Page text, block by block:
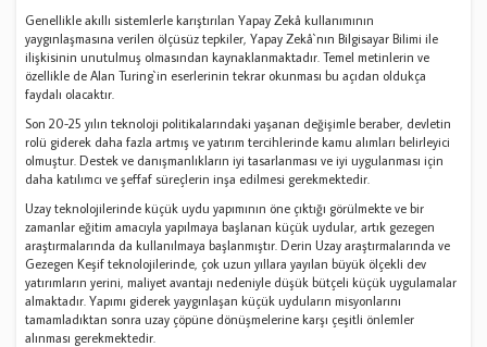
Genellikle akıllı sistemlerle karıştırılan Yapay Zekâ kullanımının
yaygınlaşmasına verilen ölçüsüz tepkiler, Yapay Zekâ`nın Bilgisayar Bilimi ile
ilişkisinin unutulmuş olmasından kaynaklanmaktadır. Temel metinlerin ve
özellikle de Alan Turing`in eserlerinin tekrar okunması bu açıdan oldukça
faydalı olacaktır.
Son 20-25 yılın teknoloji politikalarındaki yaşanan değişimle beraber, devletin
rolü giderek daha fazla artmış ve yatırım tercihlerinde kamu alımları belirleyici
olmuştur. Destek ve danışmanlıkların iyi tasarlanması ve iyi uygulanması için
daha katılımcı ve şeffaf süreçlerin inşa edilmesi gerekmektedir.
Uzay teknolojilerinde küçük uydu yapımının öne çıktığı görülmekte ve bir
zamanlar eğitim amacıyla yapılmaya başlanan küçük uydular, artık gezegen
araştırmalarında da kullanılmaya başlanmıştır. Derin Uzay araştırmalarında ve
Gezegen Keşif teknolojilerinde, çok uzun yıllara yayılan büyük ölçekli dev
yatırımların yerini, maliyet avantajı nedeniyle düşük bütçeli küçük uygulamalar
almaktadır. Yapımı giderek yaygınlaşan küçük uyduların misyonlarını
tamamladıktan sonra uzay çöpüne dönüşmelerine karşı çeşitli önlemler
alınması gerekmektedir.